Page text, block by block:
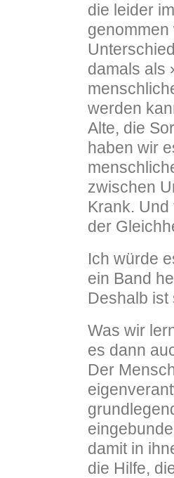
die leider
damals als
werden
Alte, die
haben wir
zwischen
Krank.
der
Ich würde
ein Band
Deshalb
Was wir
es dann
Der
damit in
die Hilfe,